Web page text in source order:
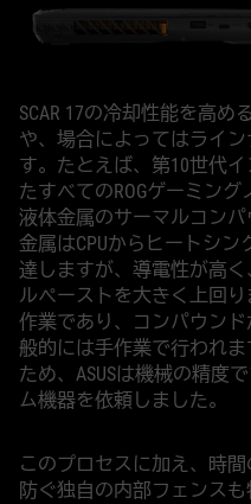
SCAR 17の冷却性能を高
や、場合によってはライ
す。たとえば、第10世代
たすべてのROGゲーミン
液体金属のサーマルコン
金属はCPUからヒートシ
達しますが、導電性が高
ルペーストを大きく上回
作業であり、コンパウン
般的には手作業で行われ
ため、ASUSは機械の精度
ム機器を依頼しました。
このプロセスに加え、時
防ぐ独自の内部フェンス